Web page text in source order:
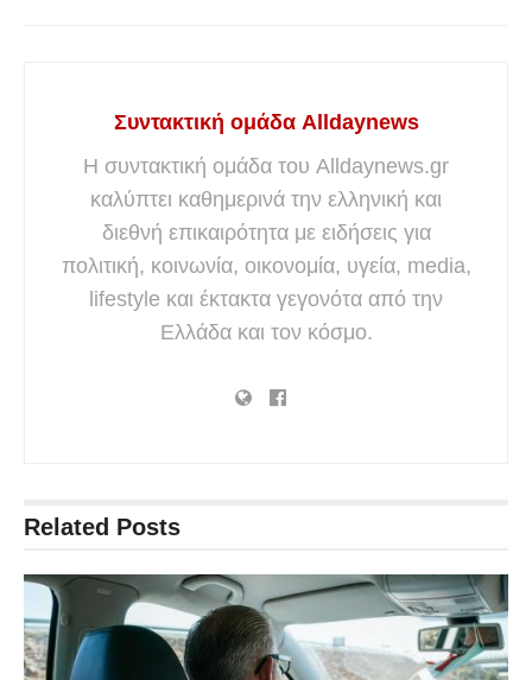
Συντακτική ομάδα Alldaynews
Η συντακτική ομάδα του Alldaynews.gr
καλύπτει καθημερινά την ελληνική και
διεθνή επικαιρότητα με ειδήσεις για
πολιτική, κοινωνία, οικονομία, υγεία, media,
lifestyle και έκτακτα γεγονότα από την
Ελλάδα και τον κόσμο.
Related Posts